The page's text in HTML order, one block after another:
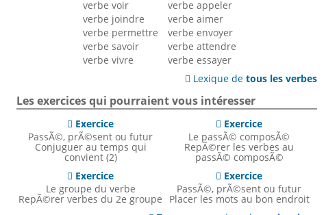
verbe voir
verbe joindre
verbe permettre
verbe savoir
verbe vivre
verbe appeler
verbe aimer
verbe envoyer
verbe attendre
verbe essayer
 Lexique detous les verbes
Les exercices qui pourraient vous intéresser
 Exercice
PassÃ©, prÃ©sent ou futur
Conjuguer au temps qui
convient (2)
 Exercice
Le passÃ© composÃ©
RepÃ©rer les verbes au
passÃ© composÃ©
 Exercice
Le groupe du verbe
RepÃ©rer verbes du 2e groupe
 Exercice
PassÃ©, prÃ©sent ou futur
Placer les mots au bon endroit